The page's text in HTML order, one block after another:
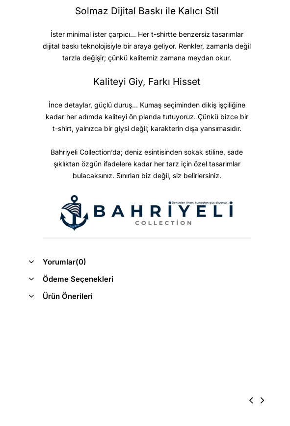
Solmaz Dijital Baskı ile Kalıcı Stil
İster minimal ister çarpıcı… Her t-shirtte benzersiz tasarımlar
dijital baskı teknolojisiyle bir araya geliyor. Renkler, zamanla değil
tarzla değişir; çünkü kalitemiz zamana meydan okur.
Kaliteyi Giy, Farkı Hisset
İnce detaylar, güçlü duruş… Kumaş seçiminden dikiş işçiliğine
kadar her adımda kaliteyi ön planda tutuyoruz. Çünkü bizce bir
t-shirt, yalnızca bir giysi değil; karakterin dışa yansımasıdır.
Bahriyeli Collection’da; deniz esintisinden sokak stiline, sade
şıklıktan özgün ifadelere kadar her tarz için özel tasarımlar
bulacaksınız. Sınırları biz değil, siz belirlersiniz.
Yorumlar(0)
Ödeme Seçenekleri
Ürün Önerileri